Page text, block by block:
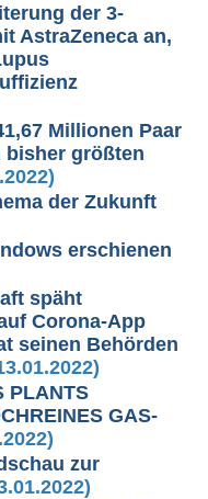
der 3-
AstraZeneca an,
Millionen Paar
bisher größten
der Zukunft
erschienen
späht
Corona-App
seinen Behörden
PLANTS
GAS-
zur